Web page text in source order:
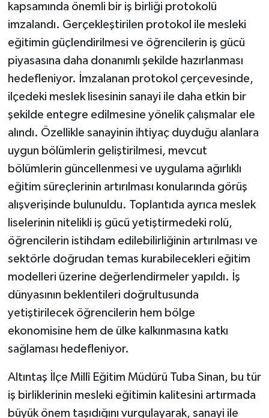
kapsamında önemli bir iş birliği protokolü
imzalandı. Gerçekleştirilen protokol ile mesleki
eğitimin güçlendirilmesi ve öğrencilerin iş gücü
piyasasına daha donanımlı şekilde hazırlanması
hedefleniyor. İmzalanan protokol çerçevesinde,
ilçedeki meslek lisesinin sanayi ile daha etkin bir
şekilde entegre edilmesine yönelik çalışmalar ele
alındı. Özellikle sanayinin ihtiyaç duyduğu alanlara
uygun bölümlerin geliştirilmesi, mevcut
bölümlerin güncellenmesi ve uygulama ağırlıklı
eğitim süreçlerinin artırılması konularında görüş
alışverişinde bulunuldu. Toplantıda ayrıca meslek
liselerinin nitelikli iş gücü yetiştirmedeki rolü,
öğrencilerin istihdam edilebilirliğinin artırılması ve
sektörle doğrudan temas kurabilecekleri eğitim
modelleri üzerine değerlendirmeler yapıldı. İş
dünyasının beklentileri doğrultusunda
yetiştirilecek öğrencilerin hem bölge
ekonomisine hem de ülke kalkınmasına katkı
sağlaması hedefleniyor.
Altıntaş İlçe Millî Eğitim Müdürü Tuba Sinan, bu tür
iş birliklerinin mesleki eğitimin kalitesini artırmada
büyük önem taşıdığını vurgulayarak, sanayi ile
Teknoloji
Vefat Haberleri
Yaşam